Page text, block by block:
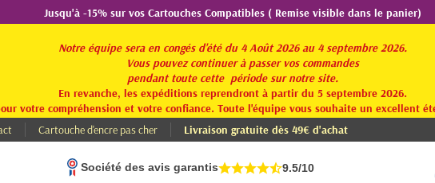
Jusqu'à -15% sur vos Cartouches Compatibles ( Remise visible dans le panier)
Notre équipe sera en congés d'été du 4 Août 2026 au 4 septembre 2026.
Vous pouvez continuer à passer vos commandes
pendant toute cette période sur notre site.
En revanche, les expéditions reprendront à partir du 5 septembre 2026.
votre compréhension et votre confiance. Toute l'équipe vous souhaite un excellent
Cartouche d'encre pas cher Livraison gratuite dès 49€ d'achat
Société des avis garantis 9.5/10